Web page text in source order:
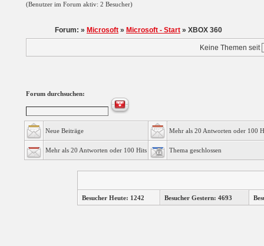
(Benutzer im Forum aktiv: 2 Besucher)
Forum: » Microsoft » Microsoft - Start » XBOX 360
Keine Themen seit
Forum durchsuchen:
Neue Beiträge Mehr als 20 Antworten oder 100
Mehr als 20 Antworten oder 100 Hits Thema geschlossen
Besucher Heute: 1242 Besucher Gestern: 4693